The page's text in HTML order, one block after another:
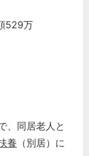
529万
、同居老人と
養 （別居）に